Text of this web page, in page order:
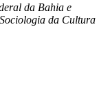
da Bahia e
da Cultura